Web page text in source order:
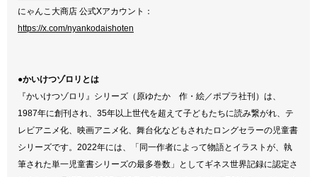
にゃんこ大商店 公式Xアカウント：
https://x.com/nyankodaishoten
●かいけつゾロリとは
『かいけつゾロリ』シリーズ（原ゆたか 作・絵／ポプラ社刊）は、
1987年に創刊され、35年以上世代を超えて子どもたちに読み繋がれ、テ
レビアニメ化、映画アニメ化、舞台化などもされたロングセラーの児童書
シリーズです。2022年には、「同一作者によって物語とイラストが、執
筆された単一児童書シリーズの最多巻数」としてギネス世界記録に認定さ